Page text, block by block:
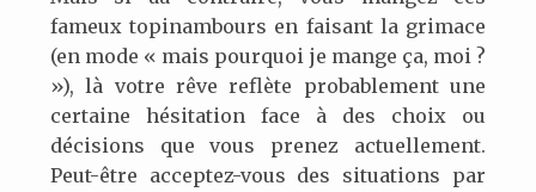
fameux topinambours en faisant la grimace
(en mode « mais pourquoi je mange ça, moi ?
»), là votre rêve reflète probablement une
certaine hésitation face à des choix ou
décisions que vous prenez actuellement.
Peut-être acceptez-vous des situations par